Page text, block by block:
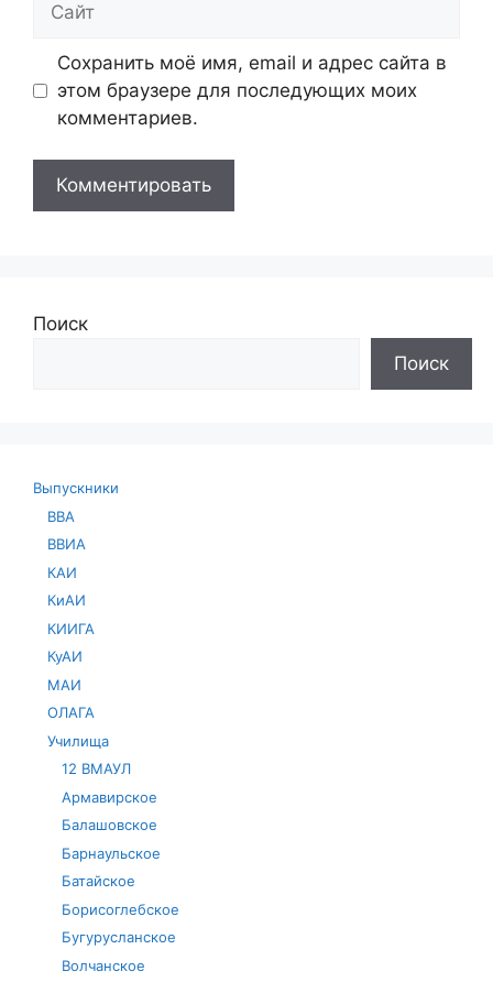
Сохранить моё имя, email и адрес сайта в
этом браузере для последующих моих
комментариев.
Поиск
Поиск
Выпускники
ВВА
ВВИА
КАИ
КиАИ
КИИГА
КуАИ
МАИ
ОЛАГА
Училища
12 ВМАУЛ
Армавирское
Балашовское
Барнаульское
Батайское
Борисоглебское
Бугурусланское
Волчанское